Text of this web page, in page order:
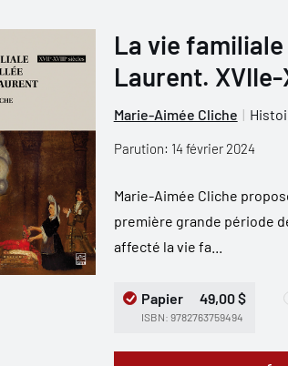
La vie
Laurent.
Marie-Aimée Cliche
Parution: 14 février 2024
Marie-Aimée Cliche
première grande période
affecté la vie fa...
Papier 49,00 $
ISBN: 9782763759494